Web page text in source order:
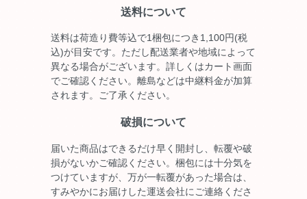
送料について
送料は荷造り費等込で1梱包につき1,100円(税
込)が目安です。ただし配送業者や地域によって
異なる場合がございます。詳しくはカート画面
でご確認ください。離島などは中継料金が加算
されます。ご了承ください。
破損について
届いた商品はできるだけ早く開封し、転覆や破
損がないかご確認ください。梱包には十分気を
つけていますが、万が一転覆があった場合は、
すみやかにお届けした運送会社にご連絡くださ